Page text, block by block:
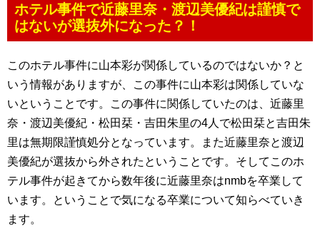
ホテル事件で近藤里奈・渡辺美優紀は謹慎で
はないが選抜外になった？！
このホテル事件に山本彩が関係しているのではないか？と
いう情報がありますが、この事件に山本彩は関係していな
いということです。この事件に関係していたのは、近藤里
奈・渡辺美優紀・松田栞・吉田朱里の4人で松田栞と吉田朱
里は無期限謹慎処分となっています。また近藤里奈と渡辺
美優紀が選抜から外されたということです。そしてこのホ
テル事件が起きてから数年後に近藤里奈はnmbを卒業して
います。ということで気になる卒業について知らべていき
ます。